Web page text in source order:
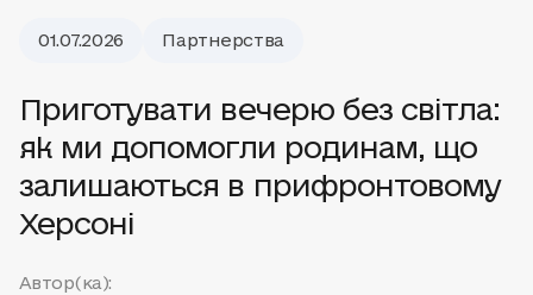
01.07.2026 Партнерства
Приготувати вечерю без світла:
як ми допомогли родинам, що
залишаються в прифронтовому
Херсоні
Автор(ка):